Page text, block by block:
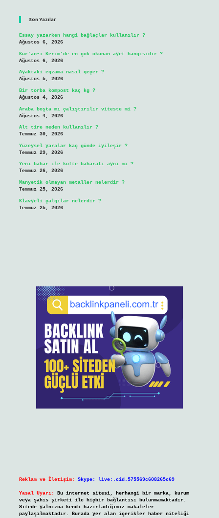
Son Yazılar
Essay yazarken hangi bağlaçlar kullanılır ?
Ağustos 6, 2026
Kur’an-ı Kerim’de en çok okunan ayet hangisidir ?
Ağustos 6, 2026
Ayaktaki egzama nasıl geçer ?
Ağustos 5, 2026
Bir torba kompost kaç kg ?
Ağustos 4, 2026
Araba boşta mı çalıştırılır viteste mi ?
Ağustos 4, 2026
Alt tire neden kullanılır ?
Temmuz 30, 2026
Yüzeysel yaralar kaç günde iyileşir ?
Temmuz 29, 2026
Yeni bahar ile köfte baharatı aynı mı ?
Temmuz 26, 2026
Manyetik olmayan metaller nelerdir ?
Temmuz 25, 2026
Klavyeli çalgılar nelerdir ?
Temmuz 25, 2026
Reklam ve İletişim: Skype: live:.cid.575569c608265c69
Yasal Uyarı:
Bu internet sitesi, herhangi bir marka, kurum
veya şahıs şirketi ile hiçbir bağlantısı bulunmamaktadır.
Sitede yalnızca kendi hazırladığımız makaleler
paylaşılmaktadır. Burada yer alan içerikler haber niteliği